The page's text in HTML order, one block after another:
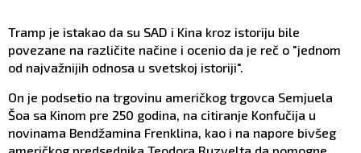
Tramp je istakao da su SAD i Kina kroz istoriju bile
povezane na različite načine i ocenio da je reč o "jednom
od najvažnijih odnosa u svetskoj istoriji".
On je podsetio na trgovinu američkog trgovca Semjuela
Šoa sa Kinom pre 250 godina, na citiranje Konfučija u
novinama Bendžamina Frenklina, kao i na napore bivšeg